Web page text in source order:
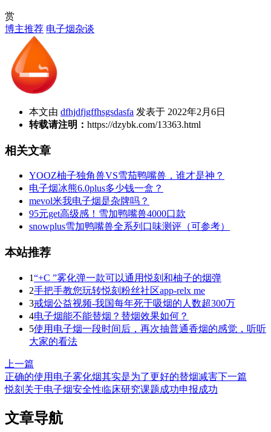
赏
博主推荐 电子烟杂谈
本文由 dfhjdfjgffhsgsdasfa 发表于 2022年2月6日
转载请注明： https://dzybk.com/13363.html
相关文章
YOOZ柚子独角兽VS雪茄鸭嘴兽，谁才是神？
电子烟冰熊6.0plus多少钱一盒？
mevol米我电子烟是杂牌吗？
95元get高级感！雪加鸭嘴兽4000口款
snowplus雪加鸭嘴兽全系列口味测评（可参考）
本站推荐
1“+C ”雾化弹一款可以通用悦刻和柚子的烟弹
2手把手教您玩转悦刻粉丝社区app-relx me
3戒烟公益视频-我国每年死于吸烟的人数超300万
4电子烟能不能替烟？替烟效果如何？
5使用电子烟一段时间后，再次抽普通香烟的感觉，听听
大家的看法
上一篇
正确的使用电子雾化烟其实是为了更好的替烟减害下一篇
悦刻关于电子烟安全性临床研究课题成功申报成功
文章导航